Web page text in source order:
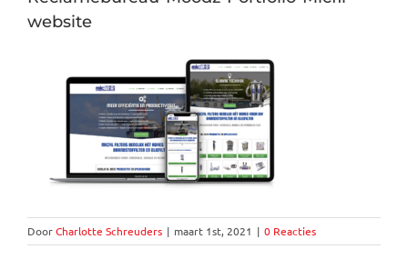
website
DoorCharlotte Schreuders | maart 1st, 2021 | 0 Reacties